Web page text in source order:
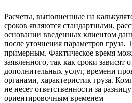
Расчеты, выполненные на
сроков являются стандартными,
основании введенных клиентом
после уточнения параметров груза.
примерным. Фактическое время
заявленного, так как сроки зависят
дополнительных услуг, времени
органами, характеристик груза.
не несет ответственности за
ориентировочным временем